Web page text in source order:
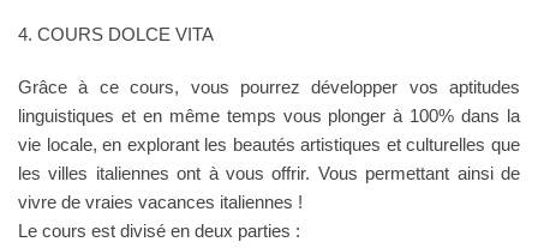
4. COURS DOLCE VITA
Grâce à ce cours, vous pourrez développer vos aptitudes
linguistiques et en même temps vous plonger à 100% dans la
vie locale, en explorant les beautés artistiques et culturelles que
les villes italiennes ont à vous offrir. Vous permettant ainsi de
vivre de vraies vacances italiennes !
Le cours est divisé en deux parties :